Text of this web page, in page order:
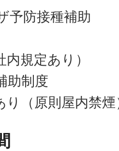
予防接種補助
規定あり）
助制度
り（原則屋内禁煙